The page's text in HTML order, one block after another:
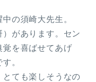
の須崎大先生。
があります。セン
覚を喜ばせてあげ
。
ても楽しそうなの